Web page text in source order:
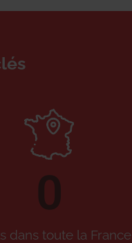
dans toute la France
0